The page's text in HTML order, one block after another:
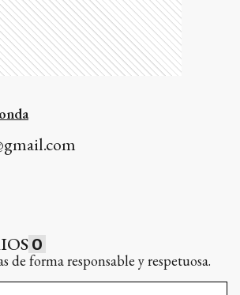
0
de forma responsable y respetuosa.